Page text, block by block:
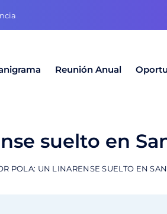
Reunión Anual
suelto en
POLA: UN LINARENSE SUELTO EN